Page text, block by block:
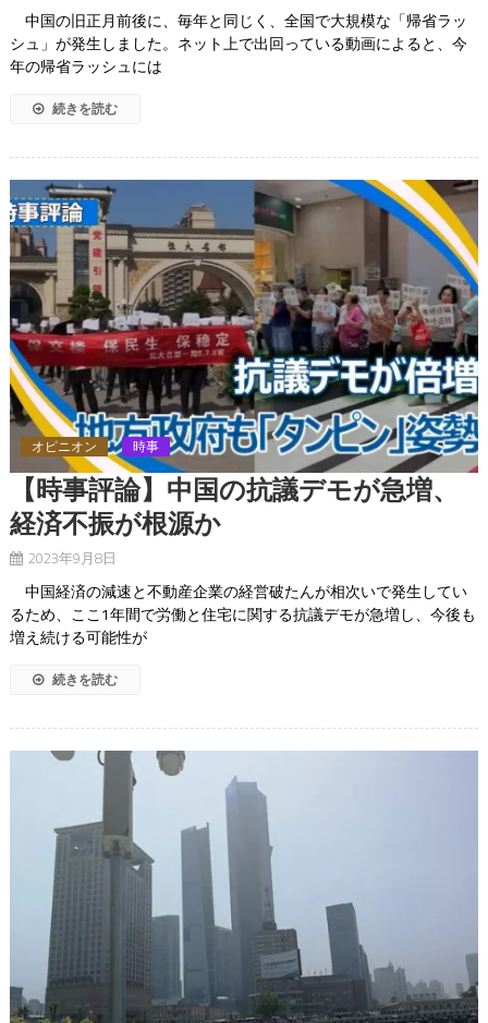
中国の旧正月前後に、毎年と同じく、全国で大規模な「帰省ラッ
シュ」が発生しました。ネット上で出回っている動画によると、今
年の帰省ラッシュには
続きを読む
オピニオン 時事
【時事評論】中国の抗議デモが急増、
経済不振が根源か
2023年9月8日
中国経済の減速と不動産企業の経営破たんが相次いで発生してい
るため、ここ1年間で労働と住宅に関する抗議デモが急増し、今後も
増え続ける可能性が
続きを読む